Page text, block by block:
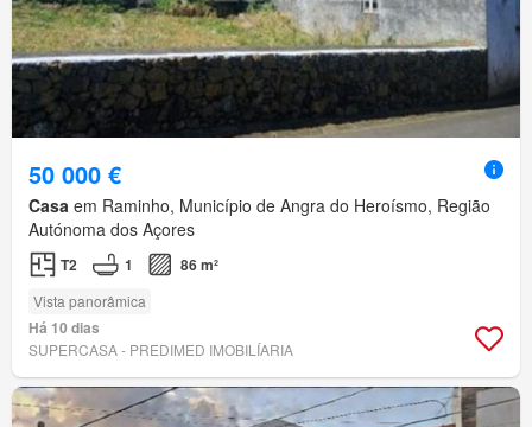
50 000 €
Casa em Raminho, Município de Angra do Heroísmo, Região
Autónoma dos Açores
T2 1 86 m²
Vista panorâmica
Há 10 dias
SUPERCASA - PREDIMED IMOBILÍARIA